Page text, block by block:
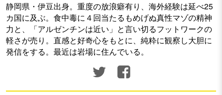
静岡県・伊豆出身。重度の放浪癖有り、海外経験は延べ25
カ国に及ぶ。食中毒に４回当たるもめげぬ真性マゾの精神
力と、「アルゼンチンは近い」と言い切るフットワークの
軽さが売り。直感と好奇心をもとに、純粋に観察し大胆に
発信をする。最近は岩場に住んでいる。